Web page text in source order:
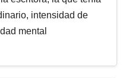
intensidad de
mental